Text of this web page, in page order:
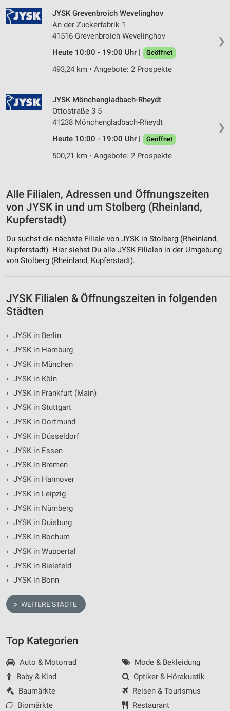
❯
JYSK Grevenbroich Wevelinghov
An der Zuckerfabrik 1
41516 Grevenbroich Wevelinghov
Heute 10:00 - 19:00 Uhr |
Geöffnet
493,24 km • Angebote: 2 Prospekte
❯
JYSK Mönchengladbach-Rheydt
Ottostraße 3-5
41238 Mönchengladbach-Rheydt
Heute 10:00 - 19:00 Uhr |
Geöffnet
500,21 km • Angebote: 2 Prospekte
Alle Filialen, Adressen und Öffnungszeiten
von JYSK in und um Stolberg (Rheinland,
Kupferstadt)
Du suchst die nächste Filiale von JYSK in Stolberg (Rheinland,
Kupferstadt). Hier siehst Du alle JYSK Filialen in der Umgebung
von Stolberg (Rheinland, Kupferstadt).
JYSK Filialen & Öffnungszeiten in folgenden
Städten
› JYSK in Berlin
› JYSK in Hamburg
› JYSK in München
› JYSK in Köln
› JYSK in Frankfurt (Main)
› JYSK in Stuttgart
› JYSK in Dortmund
› JYSK in Düsseldorf
› JYSK in Essen
› JYSK in Bremen
› JYSK in Hannover
› JYSK in Leipzig
› JYSK in Nürnberg
› JYSK in Duisburg
› JYSK in Bochum
› JYSK in Wuppertal
› JYSK in Bielefeld
› JYSK in Bonn
WEITERE STÄDTE
Top Kategorien
Auto & Motorrad
Baby & Kind
Baumärkte
Biomärkte
Mode & Bekleidung
Optiker & Hörakustik
Reisen & Tourismus
Restaurant
Verwendung reduzierter Daten zur Auswahl von
Inhalten
Nicht-IAB-Verarbeitungszwecke:
Performance